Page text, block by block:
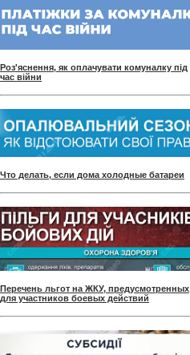
Роз'яснення, як оплачувати комуналку під
час війни
Что делать, если дома холодные батареи
Перечень льгот на ЖКУ, предусмотренных
для участников боевых действий